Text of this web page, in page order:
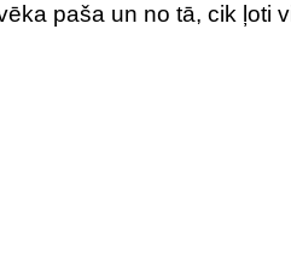
paša un no tā, cik ļoti